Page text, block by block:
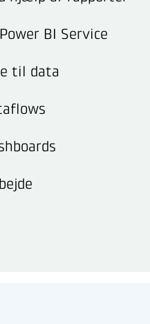
BI Service
til data